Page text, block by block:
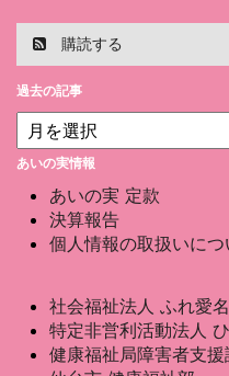
購読する
過去の記事
あいの実情報
あいの実 定款
決算報告
個人情報の取扱いにつ
社会福祉法人 ふれ愛
特定非営利活動法人
健康福祉局障害者支援